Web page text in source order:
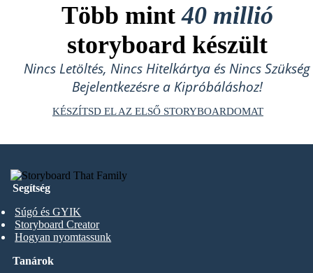
Több mint40 millió
storyboard készült
Nincs Letöltés, Nincs Hitelkártya és Nincs Szükség
Bejelentkezésre a Kipróbáláshoz!
KÉSZÍTSD EL AZ ELSŐ STORYBOARDOMAT
Segítség
Súgó és GYIK
Storyboard Creator
Hogyan nyomtassunk
Tanárok